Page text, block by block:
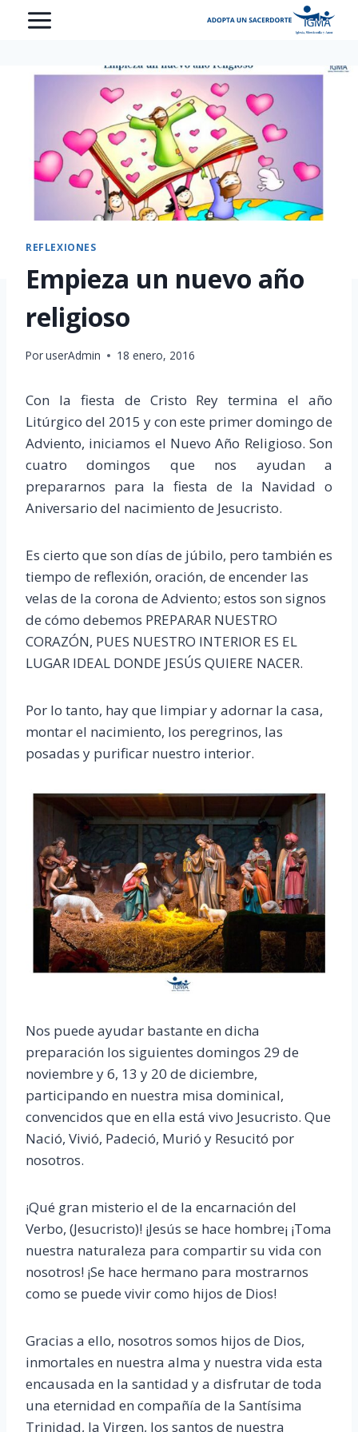
Saltar
REFLEXIONES
Empieza un nuevo año
religioso
PoruserAdmin 18 enero, 2016
Con la fiesta de Cristo Rey termina el año
Litúrgico del 2015 y con este primer domingo de
Adviento, iniciamos el Nuevo Año Religioso. Son
cuatro domingos que nos ayudan a
prepararnos para la fiesta de la Navidad o
Aniversario del nacimiento de Jesucristo.
Es cierto que son días de júbilo, pero también es
tiempo de reflexión, oración, de encender las
velas de la corona de Adviento; estos son signos
de cómo debemos PREPARAR NUESTRO
CORAZÓN, PUES NUESTRO INTERIOR ES EL
LUGAR IDEAL DONDE JESÚS QUIERE NACER.
Por lo tanto, hay que limpiar y adornar la casa,
montar el nacimiento, los peregrinos, las
posadas y purificar nuestro interior.
Nos puede ayudar bastante en dicha
preparación los siguientes domingos 29 de
noviembre y 6, 13 y 20 de diciembre,
participando en nuestra misa dominical,
convencidos que en ella está vivo Jesucristo. Que
Nació, Vivió, Padeció, Murió y Resucitó por
nosotros.
¡Qué gran misterio el de la encarnación del
Verbo, (Jesucristo)! ¡Jesús se hace hombre¡ ¡Toma
nuestra naturaleza para compartir su vida con
nosotros! ¡Se hace hermano para mostrarnos
como se puede vivir como hijos de Dios!
Gracias a ello, nosotros somos hijos de Dios,
inmortales en nuestra alma y nuestra vida esta
encausada en la santidad y a disfrutar de toda
una eternidad en compañía de la Santísima
Trinidad, la Virgen, los santos de nuestra